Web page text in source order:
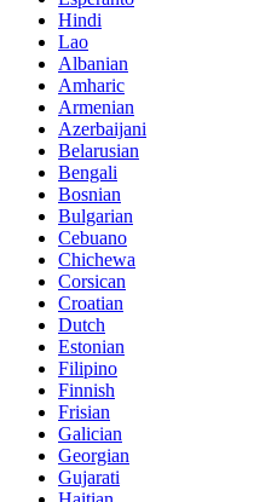
Hindi
Lao
Albanian
Amharic
Armenian
Azerbaijani
Belarusian
Bengali
Bosnian
Bulgarian
Cebuano
Chichewa
Corsican
Croatian
Dutch
Estonian
Filipino
Finnish
Frisian
Galician
Georgian
Gujarati